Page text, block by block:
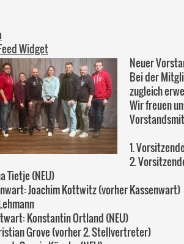
Widget
Neuer
Bei der
zugleich
Wir freuen
1.
2.
Tietje (NEU)
Joachim Kottwitz (vorher Kassenwart)
Konstantin Ortland (NEU)
Grove (vorher 2. Stellvertreter)